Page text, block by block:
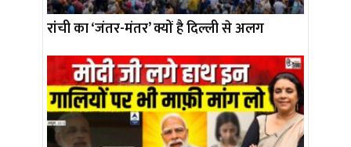
रांची का ‘जंतर-मंतर’ क्यों है दिल्ली से अलग